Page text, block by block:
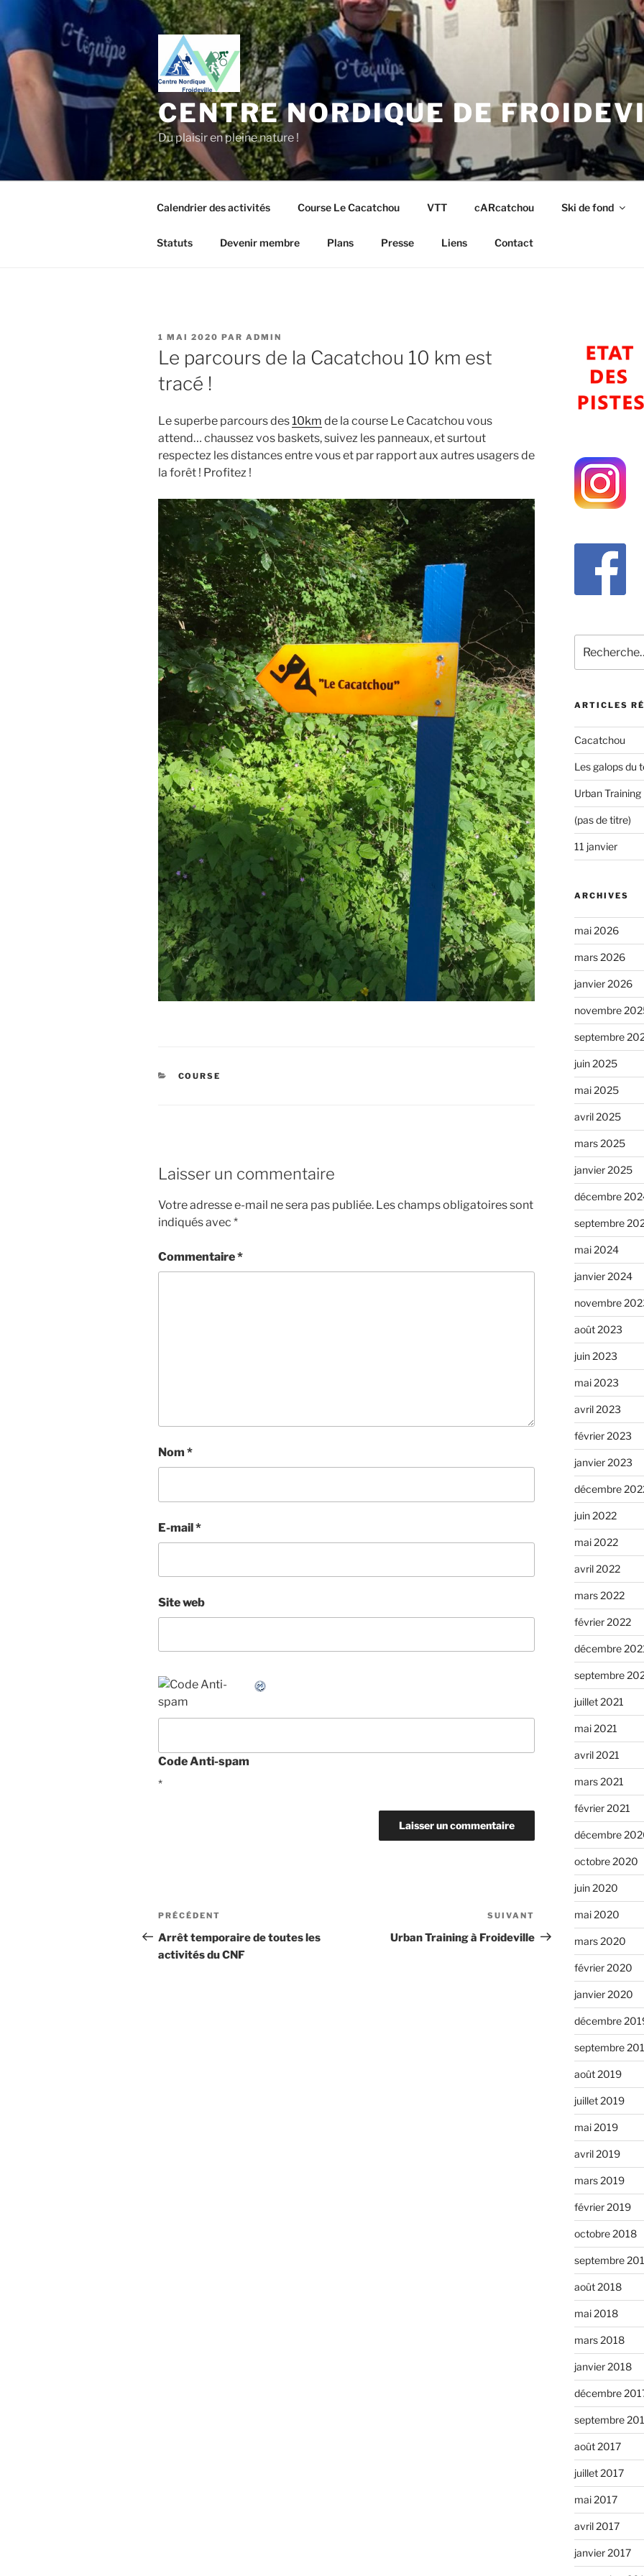
contenu
principal
CENTRE NORDIQUE DE
Du plaisir en pleine nature !
Calendrier des activités Course Le Cacatchou VTT cARcatchou Ski de fond
Statuts Devenir membre Plans Presse Liens Contact
PUBLIÉ
LE
1 MAI 2020 PAR ADMIN
Le parcours de la Cacatchou 10 km est
tracé !
Le superbe parcours des10km de la course Le Cacatchou vous
attend… chaussez vos baskets, suivez les panneaux, et surtout
respectez les distances entre vous et par rapport aux autres usagers de
la forêt ! Profitez !
CATÉGORIES
COURSE
Laisser un commentaire
Votre adresse e-mail ne sera pas publiée. Les champs obligatoires sont
indiqués avec *
Commentaire*
Nom *
E-mail*
Site web
Code Anti-spam
*
Navigation
de
l’article
Article
précédent
PRÉCÉDENT
Arrêt temporaire de toutes les
activités du CNF
suivant
SUIVANT
Urban Training à Froideville
pour
:
ARTICLES
Cacatchou
Les galops du
Urban Training
(pas de titre)
11 janvier
ARCHIVES
mai 2026
mars 2026
janvier 2026
novembre
septembre
juin 2025
mai 2025
avril 2025
mars 2025
janvier 2025
décembre
septembre
mai 2024
janvier 2024
novembre
août 2023
juin 2023
mai 2023
avril 2023
février 2023
janvier 2023
décembre
juin 2022
mai 2022
avril 2022
mars 2022
février 2022
décembre
septembre
juillet 2021
mai 2021
avril 2021
mars 2021
février 2021
décembre
octobre 2020
juin 2020
mai 2020
mars 2020
février 2020
janvier 2020
décembre
septembre
août 2019
juillet 2019
mai 2019
avril 2019
mars 2019
février 2019
octobre 2018
septembre
août 2018
mai 2018
mars 2018
janvier 2018
décembre
septembre
août 2017
juillet 2017
mai 2017
avril 2017
janvier 2017